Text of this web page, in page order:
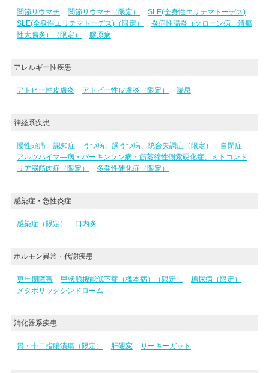
関節リウマチ 関節リウマチ（限定）
SLE(全身性エリテマトーデス)
SLE(全身性エリテマトーデス)（限定）
炎症性腸炎（クローン病、潰瘍
性大腸炎）（限定）
膠原病
アレルギー性疾患
アトピー性皮膚炎 アトピー性皮膚炎（限定） 喘息
神経系疾患
慢性頭痛 認知症 うつ病、躁うつ病、統合失調症（限定）
自閉症
アルツハイマ―病・パーキンソン病・筋萎縮性側索硬化症、ミトコンド
リア脳筋肉症（限定）
多発性硬化症（限定）
感染症・急性炎症
感染症（限定） 口内炎
ホルモン異常・代謝疾患
更年期障害 甲状腺機能低下症（橋本病）（限定）
糖尿病（限定）
メタボリックシンドローム
消化器系疾患
胃・十二指腸潰瘍（限定） 肝硬変 リーキーガット